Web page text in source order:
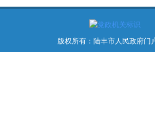
版权所有：陆丰市人民政府门